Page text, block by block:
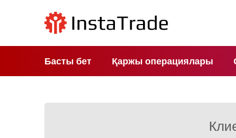
Басты бет Қаржы операциялары